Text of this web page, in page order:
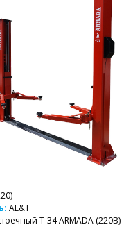
AE&T
T-34 ARMADA (220В)